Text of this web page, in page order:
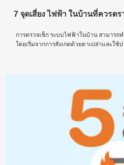
7 จุดเสี่ยง ไฟฟ้า ในบ้านที่ควรตร
การตรวจเช็ก ระบบไฟฟ้าในบ้าน สามารถ
โดยเริ่มจากการสังเกตด้วยตาเปล่าและใช้